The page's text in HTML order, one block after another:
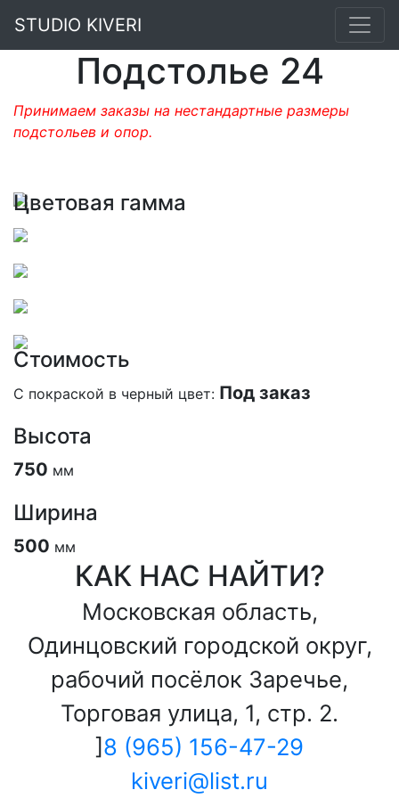
STUDIO KIVERI
Подстолье 24
Принимаем заказы на нестандартные размеры
подстольев и опор.
Цветовая гамма
Стоимость
С покраской в черный цвет: Под заказ
Высота
750 мм
Ширина
500 мм
КАК НАС НАЙТИ?
Московская область,
Одинцовский городской округ,
рабочий посёлок Заречье,
Торговая улица, 1, стр. 2.
]8 (965) 156-47-29
kiveri@list.ru